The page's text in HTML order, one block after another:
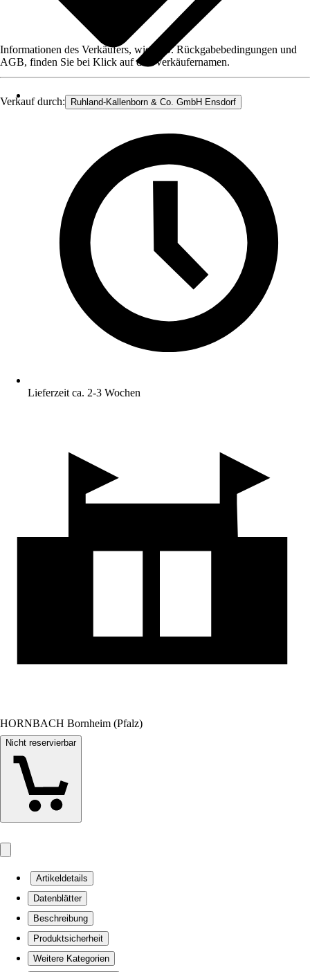
Verkauf durch: Ruhland-Kallenborn & Co. GmbH Ensdorf
Informationen des Verkäufers, wie z. B. Rückgabebedingungen und
AGB, finden Sie bei Klick auf den Verkäufernamen.
Lieferzeit ca. 2-3 Wochen
HORNBACH Bornheim (Pfalz)
Nicht reservierbar
Artikeldetails
Datenblätter
Beschreibung
Produktsicherheit
Weitere Kategorien